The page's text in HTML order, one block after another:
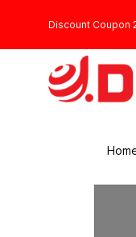
Discount Coupon